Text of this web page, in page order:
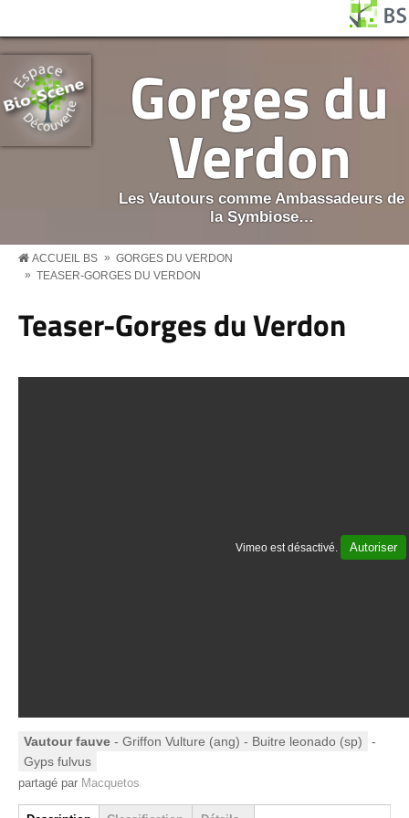
Gorges du
Verdon
Les Vautours comme Ambassadeurs de
la Symbiose…
BS MENU
ACCUEIL BS » GORGES DU VERDON
» TEASER-GORGES DU VERDON
Teaser-Gorges du Verdon
Vimeo est désactivé. Autoriser
Vautour fauve - Griffon Vulture (ang) - Buitre leonado (sp)
-
Gyps fulvus
partagé par Macquetos